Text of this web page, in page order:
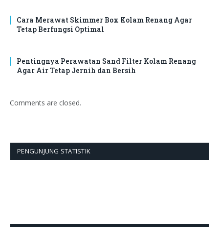
Cara Merawat Skimmer Box Kolam Renang Agar
Tetap Berfungsi Optimal
Pentingnya Perawatan Sand Filter Kolam Renang
Agar Air Tetap Jernih dan Bersih
Comments are closed.
PENGUNJUNG STATISTIK